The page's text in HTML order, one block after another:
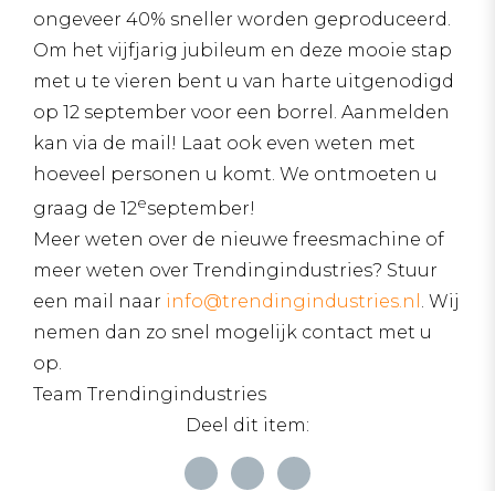
ongeveer 40% sneller worden geproduceerd.
Om het vijfjarig jubileum en deze mooie stap
met u te vieren bent u van harte uitgenodigd
op 12 september voor een borrel. Aanmelden
kan via de mail! Laat ook even weten met
hoeveel personen u komt. We ontmoeten u
graag de 12eseptember!
Meer weten over de nieuwe freesmachine of
meer weten over Trendingindustries? Stuur
een mail naar info@trendingindustries.nl . Wij
nemen dan zo snel mogelijk contact met u
op.
Team Trendingindustries
Deel dit item: